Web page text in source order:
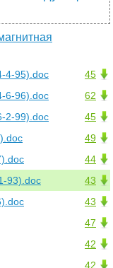
45
4-95).doc
62
6-96).doc
45
2-99).doc
49
44
43
93).doc
43
47
42
42